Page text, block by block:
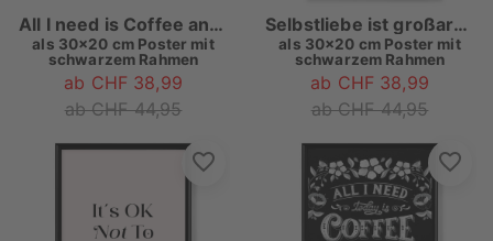
All I need is Coffee and Self-Love
als 30x20 cm Poster mit
schwarzem Rahmen
ab CHF 38,99
ab CHF 44,95
Selbstliebe ist großartig
als 30x20 cm Poster mit
schwarzem Rahmen
ab CHF 38,99
ab CHF 44,95